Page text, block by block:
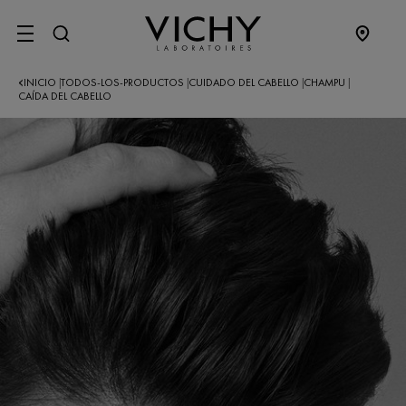
SITE MENU
INICIO TODOS-LOS-PRODUCTOS CUIDADO DEL CABELLO CHAMPU
CAÍDA DEL CABELLO